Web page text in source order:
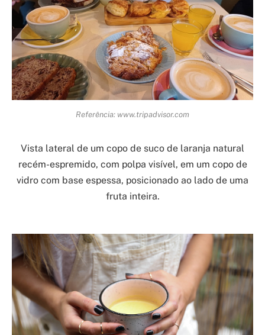
Referência: www.tripadvisor.com
Vista lateral de um copo de suco de laranja natural
recém-espremido, com polpa visível, em um copo de
vidro com base espessa, posicionado ao lado de uma
fruta inteira.